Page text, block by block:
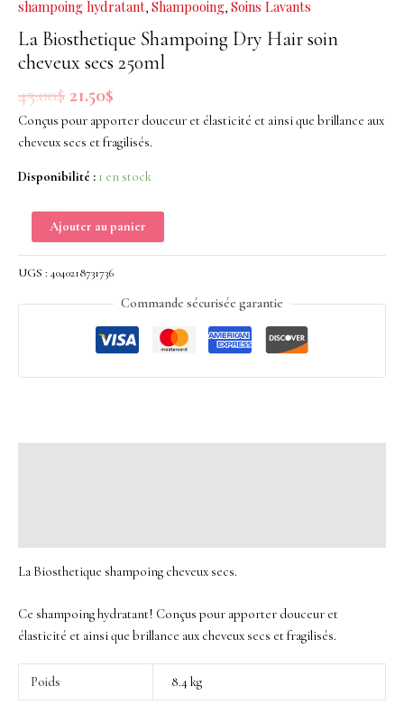
shampoing hydratant, Shampooing, Soins Lavants
La Biosthetique Shampoing Dry Hair soin
cheveux secs 250ml
43.00$21.50$
Conçus pour apporter douceur et élasticité et ainsi que brillance aux
cheveux secs et fragilisés.
Disponibilité : 1 en stock
Dry
Hair
soin
secs
250ml
Ajouter au panier
UGS : 4040218731736
Commande sécurisée garantie
La Biosthetique shampoing cheveux secs.
Ce shampoing hydratant! Conçus pour apporter douceur et
élasticité et ainsi que brillance aux cheveux secs et fragilisés.
Poids 8.4 kg